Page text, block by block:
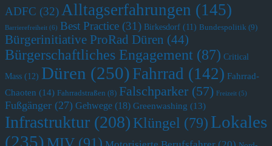
ADFC (32)Alltagserfahrungen (145)
Barrierefreiheit (6) Best Practice (31) Birkesdorf (11) Bundespolitik (9)
Bürgerinitiative ProRad Düren (44)
Bürgerschaftliches Engagement (87) Critical
Mass (12) Düren (250) Fahrrad (142) Fahrrad-
Chaoten (14) Fahrradstraßen (8) Falschparker (57) Freizeit (5)
Fußgänger (27) Gehwege (18) Greenwashing (13)
Infrastruktur (208) Klüngel (79) Lokales
(235) MIV (91)